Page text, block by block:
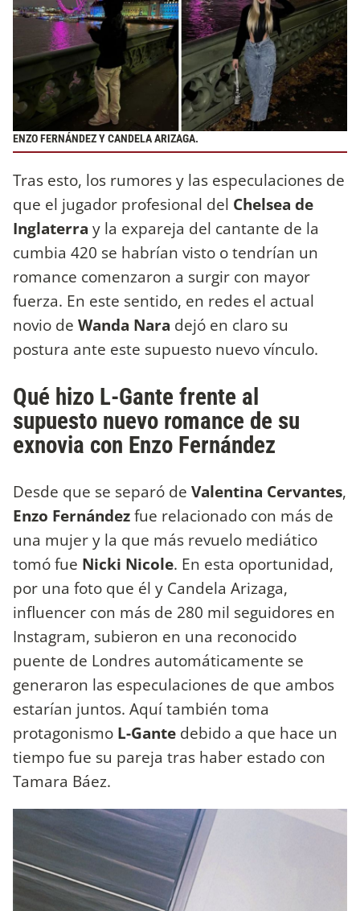
ENZO FERNÁNDEZ Y CANDELA ARIZAGA.
Tras esto, los rumores y las especulaciones de
que el jugador profesional del Chelsea de
Inglaterra y la expareja del cantante de la
cumbia 420 se habrían visto o tendrían un
romance comenzaron a surgir con mayor
fuerza. En este sentido, en redes el actual
novio de Wanda Nara dejó en claro su
postura ante este supuesto nuevo vínculo.
Qué hizo L-Gante frente al
supuesto nuevo romance de su
exnovia con Enzo Fernández
Desde que se separó de Valentina Cervantes,
Enzo Fernándezfue relacionado con más de
una mujer y la que más revuelo mediático
tomó fue Nicki Nicole. En esta oportunidad,
por una foto que él y Candela Arizaga,
influencer con más de 280 mil seguidores en
Instagram, subieron en una reconocido
puente de Londres automáticamente se
generaron las especulaciones de que ambos
estarían juntos. Aquí también toma
protagonismo L-Gante debido a que hace un
tiempo fue su pareja tras haber estado con
Tamara Báez.